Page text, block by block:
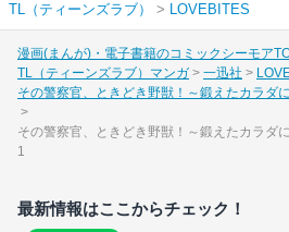
TL（ティーンズラブ）
> LOVEBITES
漫画(まんが)・電子書籍のコミックシーモア
TL（ティーンズラブ）マンガ
一迅社
その警察官、ときどき野獣！～鍛えたカラダ
その警察官、ときどき野獣！～鍛えたカラダ
1
最新情報はここからチェック！